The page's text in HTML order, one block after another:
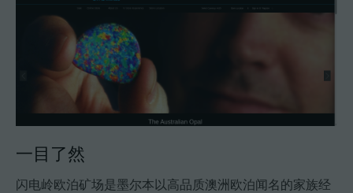
一目了然
闪电岭欧泊矿场是墨尔本以高品质澳洲欧泊闻名的家族经